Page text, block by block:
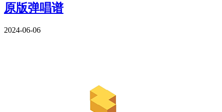
原版弹唱谱
2024-06-06